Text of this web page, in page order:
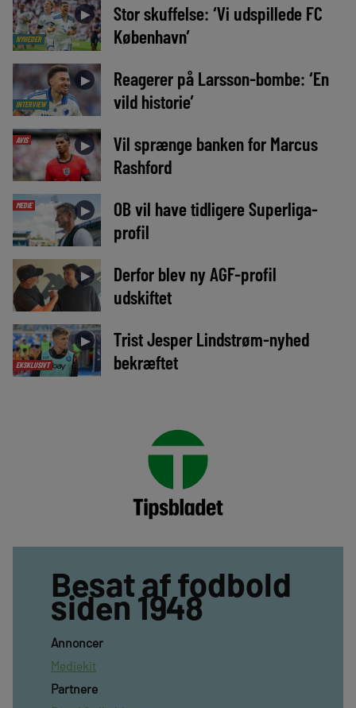
NYHEDER
►
Stor skuffelse: ‘Vi udspillede FC
København’
INTERVIEW
►
Reagerer på Larsson-bombe: ‘En
vild historie’
AVIS ►
Vil sprænge banken for Marcus
Rashford
MEDIE ►
OB vil have tidligere Superliga-
profil
►
Derfor blev ny AGF-profil
udskiftet
EKSKLUSIVT
►
Trist Jesper Lindstrøm-nyhed
bekræftet
Besat af fodbold
siden 1948
Annoncer
Mediekit
Partnere